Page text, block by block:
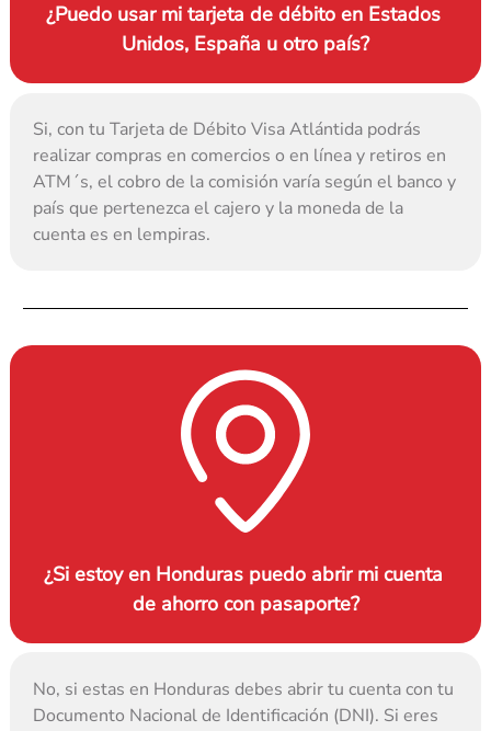
¿Puedo usar mi tarjeta de débito en Estados
Unidos, España u otro país?
Si, con tu Tarjeta de Débito Visa Atlántida podrás
realizar compras en comercios o en línea y retiros en
ATM´s, el cobro de la comisión varía según el banco y
país que pertenezca el cajero y la moneda de la
cuenta es en lempiras.
¿Si estoy en Honduras puedo abrir mi cuenta
de ahorro con pasaporte?
No, si estas en Honduras debes abrir tu cuenta con tu
Documento Nacional de Identificación (DNI). Si eres